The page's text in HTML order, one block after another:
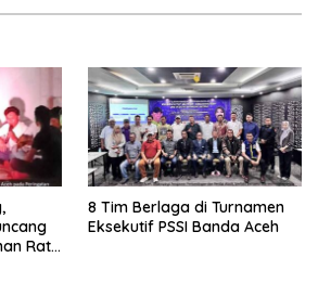
Ratu
8 Tim Berlaga di Turnamen
Eksekutif PSSI Banda Aceh